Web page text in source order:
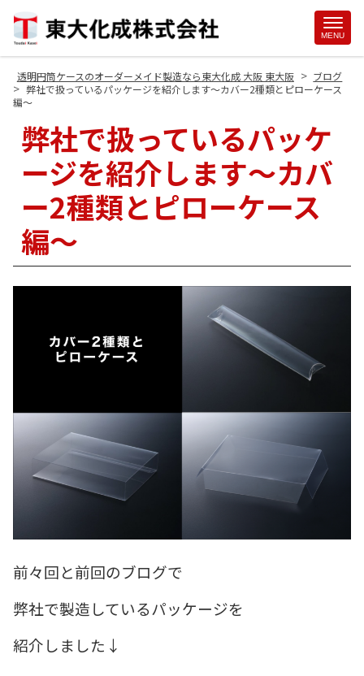
MENU
透明円筒ケースのオーダーメイド製造なら東大化成 大阪 東大阪 > ブログ
> 弊社で扱っているパッケージを紹介します～カバー2種類とピローケース
編～
弊社で扱っているパッケ
ージを紹介します～カバ
ー2種類とピローケース
編～
前々回と前回のブログで
弊社で製造しているパッケージを
紹介しました↓
Site
Footer